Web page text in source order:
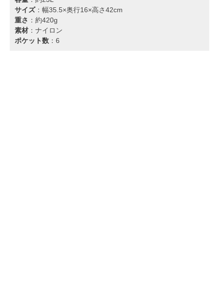
サイズ：幅35.5×奥行16×高さ42cm
重さ ：約420g
素材 ：ナイロン
ポケット数 ：6